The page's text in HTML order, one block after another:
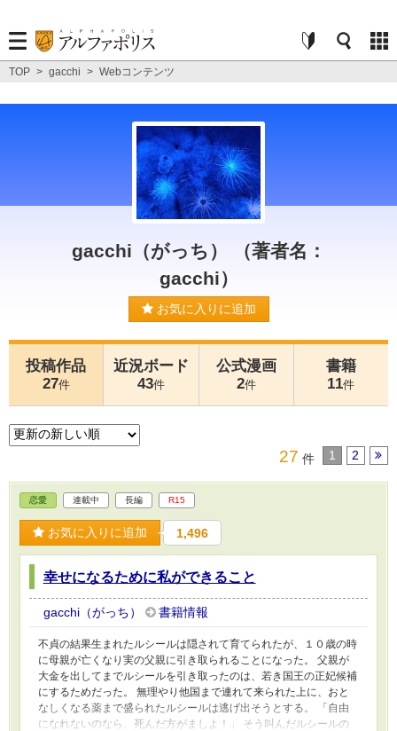
TOP > gacchi > Webコンテンツ
gacchi（がっち） （著者名：
gacchi）
お気に入りに追加
投稿作品
27件
近況ボード
43件
公式漫画
2件
書籍
11件
27 件 1 2
恋愛 連載中 長編 R15
お気に入りに追加 1,496
幸せになるために私ができること
gacchi（がっち） 書籍情報
不貞の結果生まれたルシールは隠されて育てられたが、１０歳の時
に母親が亡くなり実の父親に引き取られることになった。 父親が
大金を出してまでルシールを引き取ったのは、若き国王の正妃候補
にするためだった。 無理やり他国まで連れて来られた上に、おと
なしくなる薬まで盛られたルシールは逃げ出そうとする。 「自由
になれないのなら、死んだ方がましよ！」 そう叫んだルシールの